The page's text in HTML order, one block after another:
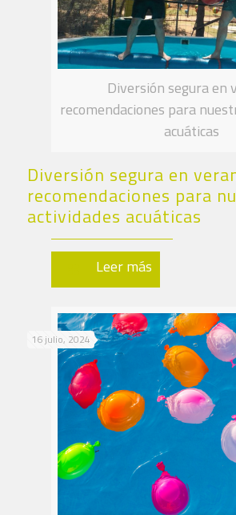
Diversión segura en
recomendaciones para
acuáticas
Diversión segura en
recomendaciones para
actividades acuáticas
Leer más
16 julio, 2024